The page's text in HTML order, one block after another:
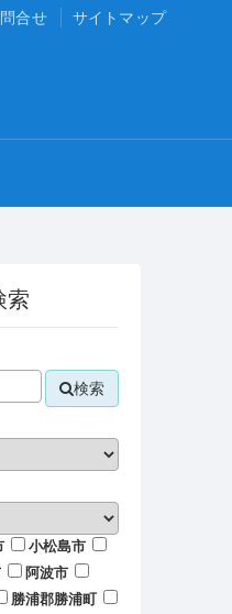
合せ サイトマップ
索
検索
小松島市
阿波市
勝浦郡勝浦町